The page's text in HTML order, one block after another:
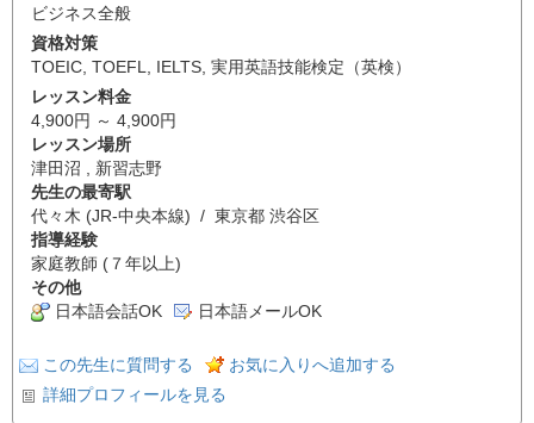
ビジネス全般
資格対策
TOEIC TOEFL IELTS 実用英語技能検定（英検）
レッスン料金
4,900円 ～ 4,900円
レッスン場所
津田沼 , 新習志野
先生の最寄駅
代々木 (JR-中央本線) / 東京都 渋谷区
指導経験
家庭教師 (７年以上)
その他
日本語会話OK
日本語メールOK
この先生に質問する
お気に入りへ追加する
詳細プロフィールを見る